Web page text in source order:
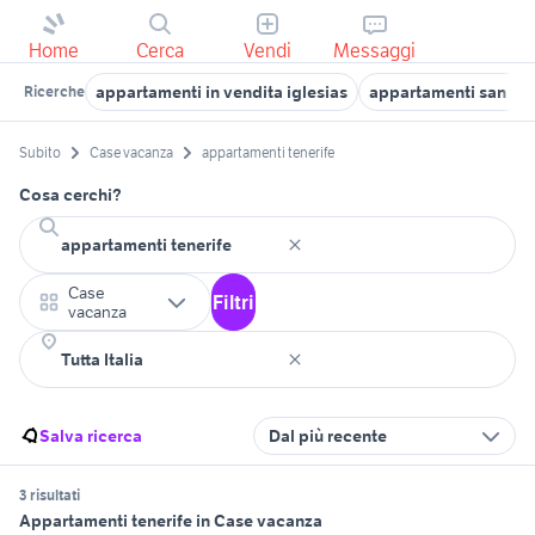
Home Cerca Vendi Messaggi
Ricerche appartamenti in vendita iglesias appartamenti san
Subito Case vacanza appartamenti tenerife
Cosa cerchi?
Case
vacanza
Filtri
Salva ricerca Dal più recente
3 risultati
Appartamenti tenerife in Case vacanza